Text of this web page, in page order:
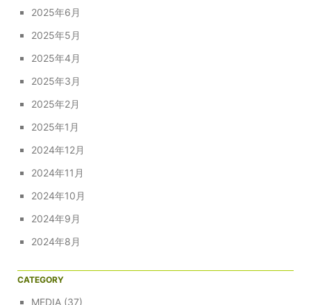
2025年6月
2025年5月
2025年4月
2025年3月
2025年2月
2025年1月
2024年12月
2024年11月
2024年10月
2024年9月
2024年8月
CATEGORY
MEDIA (37)